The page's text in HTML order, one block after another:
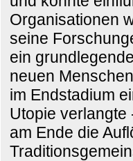
Organisationen
seine
ein
neuen
im Endstadium
Utopie
am Ende die